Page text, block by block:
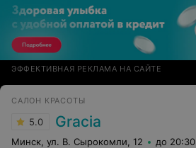
ЭФФЕКТИВНАЯ РЕКЛАМА НА САЙТЕ
САЛОН КРАСОТЫ
5.0 Gracia
Минск, ул. В. Сырокомли, 12 до 20:30